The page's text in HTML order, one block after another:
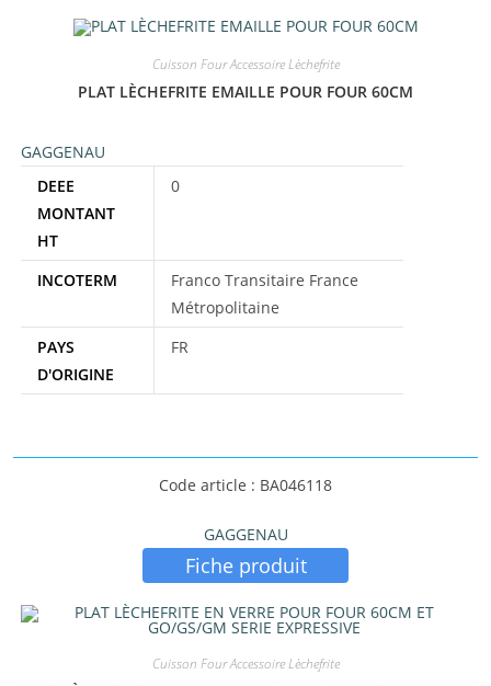
Cuisson Four Accessoire Lèchefrite
PLAT LÈCHEFRITE EMAILLE POUR FOUR 60CM
GAGGENAU
DEEE
MONTANT
HT
0
INCOTERM
Franco Transitaire France
Métropolitaine
PAYS
D'ORIGINE
FR
Code article : BA046118
GAGGENAU
Fiche produit
Cuisson Four Accessoire Lèchefrite